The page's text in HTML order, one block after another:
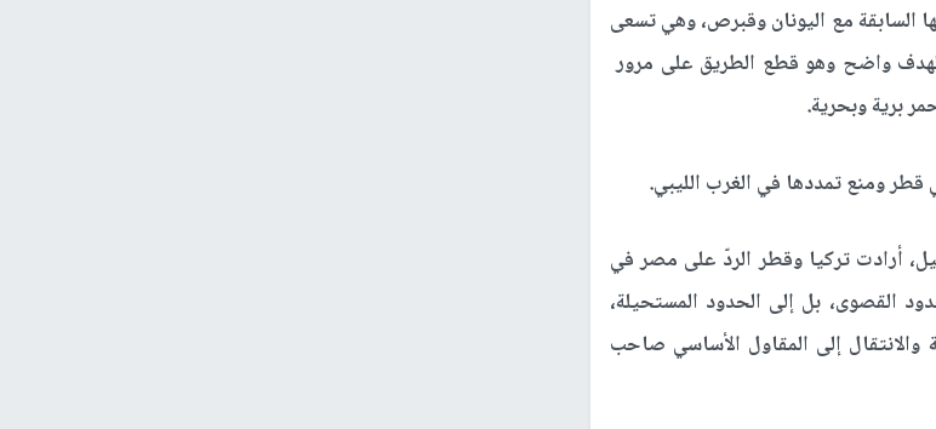
السابقة مع اليونان وقبرص، وهي تسعى
واضح وهو قطع الطريق على مرور
برية وبحرية.
ومنع تمددها في الغرب الليبي.
أرادت تركيا وقطر الردّ على مصر في
القصوى، بل إلى الحدود المستحيلة،
إلى المقاول الأساسي صاحب